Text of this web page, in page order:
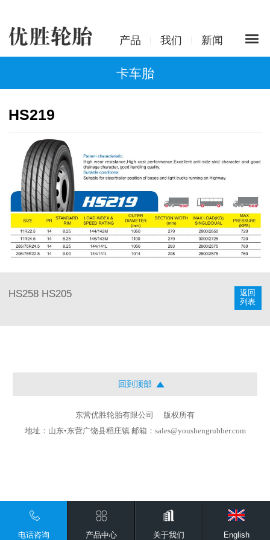
产品 我们 新闻
卡车胎
HS219
HS258
返回
列表
HS205
回到顶部
东营优胜轮胎有限公司
版权所有
地址：山东•东营广饶县稻庄镇 邮箱：sales@youshengrubber.com
电话咨询 产品中心 关于我们 English